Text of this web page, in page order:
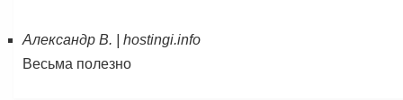
Александр В. | hostingi.info
Весьма полезно